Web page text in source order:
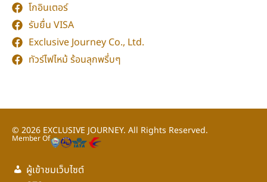
โกอินเตอร์
รับยื่น VISA
Exclusive Journey Co., Ltd.
ทัวร์ไฟไหม้ ร้อนลุกพรึ่บๆ
© 2026 EXCLUSIVE JOURNEY. All Rights Reserved.
Member Of
ผู้เข้าชมเว็บไซต์